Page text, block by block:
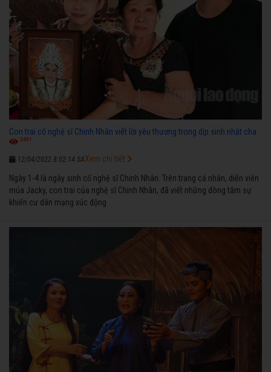
Con trai cố nghệ sĩ Chinh Nhân viết lời yêu thương trong dịp sinh nhật cha
3691
12/04/2022 8:02:14 SA
Ngày 1-4 là ngày sinh cố nghệ sĩ Chinh Nhân. Trên trang cá nhân, diễn viên
múa Jacky, con trai của nghệ sĩ Chinh Nhân, đã viết những dòng tâm sự
khiến cư dân mạng xúc động
Xem chi tiết